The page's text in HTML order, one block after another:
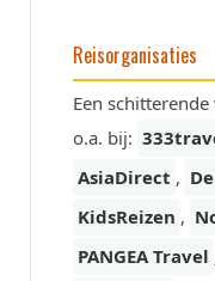
Reisorganisaties
Een
o.a. bij:
AsiaDirect ,
KidsReizen ,
PANGEA Travel